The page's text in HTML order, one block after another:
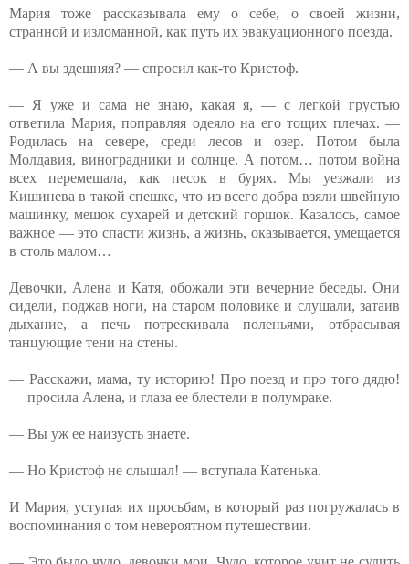
Мария тоже рассказывала ему о себе, о своей жизни,
странной и изломанной, как путь их эвакуационного поезда.
— А вы здешняя? — спросил как-то Кристоф.
— Я уже и сама не знаю, какая я, — с легкой грустью
ответила Мария, поправляя одеяло на его тощих плечах. —
Родилась на севере, среди лесов и озер. Потом была
Молдавия, виноградники и солнце. А потом… потом война
всех перемешала, как песок в бурях. Мы уезжали из
Кишинева в такой спешке, что из всего добра взяли швейную
машинку, мешок сухарей и детский горшок. Казалось, самое
важное — это спасти жизнь, а жизнь, оказывается, умещается
в столь малом…
Девочки, Алена и Катя, обожали эти вечерние беседы. Они
сидели, поджав ноги, на старом половике и слушали, затаив
дыхание, а печь потрескивала поленьями, отбрасывая
танцующие тени на стены.
— Расскажи, мама, ту историю! Про поезд и про того дядю!
— просила Алена, и глаза ее блестели в полумраке.
— Вы уж ее наизусть знаете.
— Но Кристоф не слышал! — вступала Катенька.
И Мария, уступая их просьбам, в который раз погружалась в
воспоминания о том невероятном путешествии.